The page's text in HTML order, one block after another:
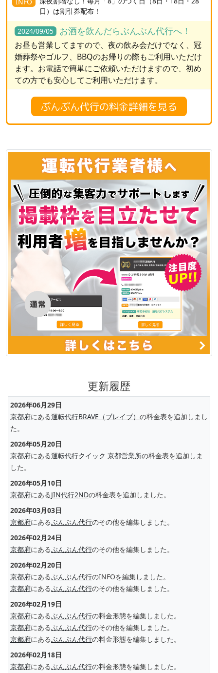
日）は割引券配布！
2024/09/05 お酒を飲んだらぶんぶん代行へ！
お昼も営業してますので、夜の飲み会だけでなく、冠
婚葬祭やゴルフ、BBQのお帰りの際もご利用いただけ
ます。お電話で簡単にご依頼いただけますので、初め
ての方でも安心してご利用いただけます。
ぶんぶん代行の料金詳細を見る
更新履歴
2026年06月29日
京都府にある運転代行BRAVE（ブレイブ） の料金表を追加しまし
た。
2026年05月20日
京都府にある運転代行クイック 京都営業所の料金表を追加しま
した。
2026年05月10日
京都府にあるJIN代行2NDの料金表を追加しました。
2026年03月03日
京都府にあるぶんぶん代行のその他を編集しました。
2026年02月24日
京都府にあるぶんぶん代行のその他を編集しました。
2026年02月20日
京都府にあるぶんぶん代行のINFOを編集しました。
京都府にあるぶんぶん代行のその他を編集しました。
2026年02月19日
京都府にあるぶんぶん代行の料金形態を編集しました。
京都府にあるぶんぶん代行のその他を編集しました。
京都府にあるぶんぶん代行の料金形態を編集しました。
2026年02月18日
京都府にあるぶんぶん代行の料金形態を編集しました。